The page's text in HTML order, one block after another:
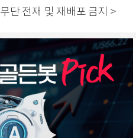
단 전재 및 재배포 금지 >